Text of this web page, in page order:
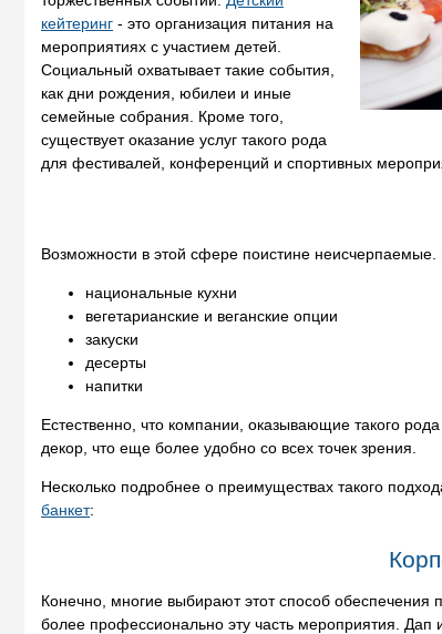
кейтеринг - это организация питания на
мероприятиях с участием детей.
Социальный охватывает такие события,
как дни рождения, юбилеи и иные
семейные собрания. Кроме того,
существует оказание услуг такого рода
для фестивалей, конференций и спортивных
Возможности в этой сфере поистине
национальные кухни
вегетарианские и веганские опции
закуски
десерты
напитки
Естественно, что компании, оказывающие такого
декор, что еще более удобно со всех точек зрения.
Несколько подробнее о преимуществах такого
банкет:
Конечно, многие выбирают этот способ
более профессионально эту часть мероприятия. Дап